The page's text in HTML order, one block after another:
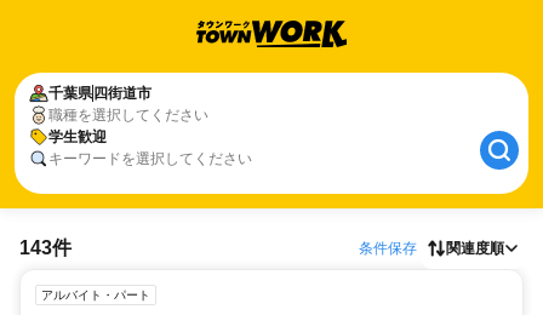
千葉県 四街道市
職種を選択してください
学生歓迎
キーワードを選択してください
143件 条件保存 関連度順
アルバイト・パート